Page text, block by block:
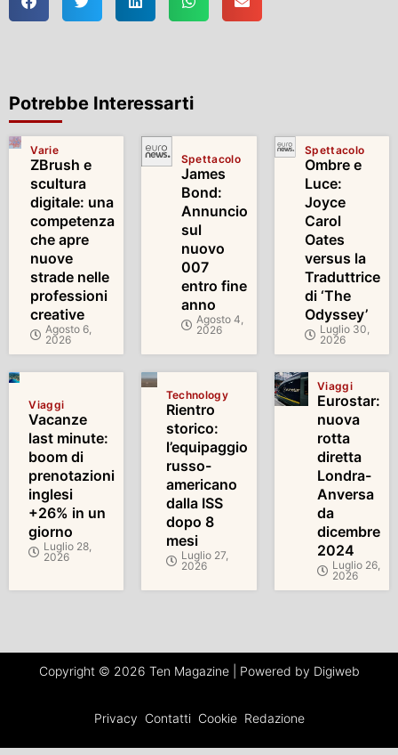
Potrebbe Interessarti
Varie
ZBrush e
scultura
digitale: una
competenza
che apre
nuove
strade nelle
professioni
creative
Agosto 6,
2026
Spettacolo
James
Bond:
Annuncio
sul
nuovo
007
entro fine
anno
Agosto 4,
2026
Spettacolo
Ombre e
Luce:
Joyce
Carol
Oates
versus la
Traduttrice
di ‘The
Odyssey’
Luglio 30,
2026
Viaggi
Vacanze
last minute:
boom di
prenotazioni
inglesi
+26% in un
giorno
Luglio 28,
2026
Technology
Rientro
storico:
l’equipaggio
russo-
americano
dalla ISS
dopo 8
mesi
Luglio 27,
2026
Viaggi
Eurostar:
nuova
rotta
diretta
Londra-
Anversa
da
dicembre
2024
Luglio 26,
2026
Copyright © 2026 Ten Magazine | Powered by Digiweb
Privacy Contatti Cookie Redazione